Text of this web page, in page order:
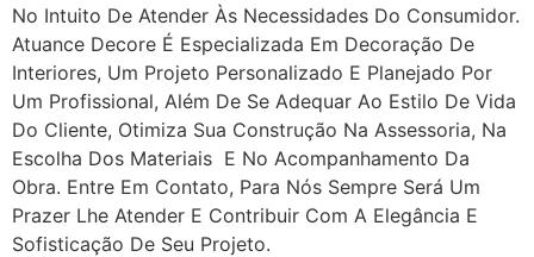
No Intuito De Atender Às Necessidades Do Consumidor.
Atuance Decore É Especializada Em Decoração De
Interiores, Um Projeto Personalizado E Planejado Por
Um Profissional, Além De Se Adequar Ao Estilo De Vida
Do Cliente, Otimiza Sua Construção Na Assessoria, Na
Escolha Dos Materiais E No Acompanhamento Da
Obra. Entre Em Contato, Para Nós Sempre Será Um
Prazer Lhe Atender E Contribuir Com A Elegância E
Sofisticação De Seu Projeto.